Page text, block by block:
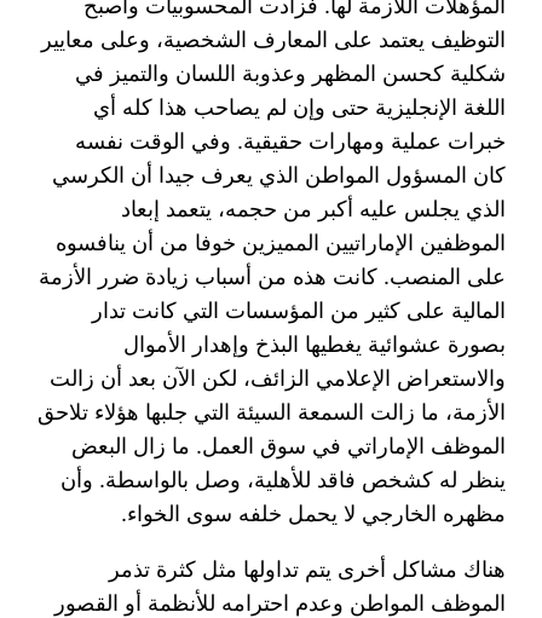
التوظيف يعتمد على المعارف الشخصية، وعلى معايير
شكلية كحسن المظهر وعذوبة اللسان والتميز في
اللغة الإنجليزية حتى وإن لم يصاحب هذا كله أي
خبرات عملية ومهارات حقيقية. وفي الوقت نفسه
كان المسؤول المواطن الذي يعرف جيدا أن الكرسي
الذي يجلس عليه أكبر من حجمه، يتعمد إبعاد
الموظفين الإماراتيين المميزين خوفا من أن ينافسوه
على المنصب. كانت هذه من أسباب زيادة ضرر الأزمة
المالية على كثير من المؤسسات التي كانت تدار
بصورة عشوائية يغطيها البذخ وإهدار الأموال
والاستعراض الإعلامي الزائف، لكن الآن بعد أن زالت
الأزمة، ما زالت السمعة السيئة التي جلبها هؤلاء تلاحق
الموظف الإماراتي في سوق العمل. ما زال البعض
ينظر له كشخص فاقد للأهلية، وصل بالواسطة. وأن
مظهره الخارجي لا يحمل خلفه سوى الخواء.
هناك مشاكل أخرى يتم تداولها مثل كثرة تذمر
الموظف المواطن وعدم احترامه للأنظمة أو القصور